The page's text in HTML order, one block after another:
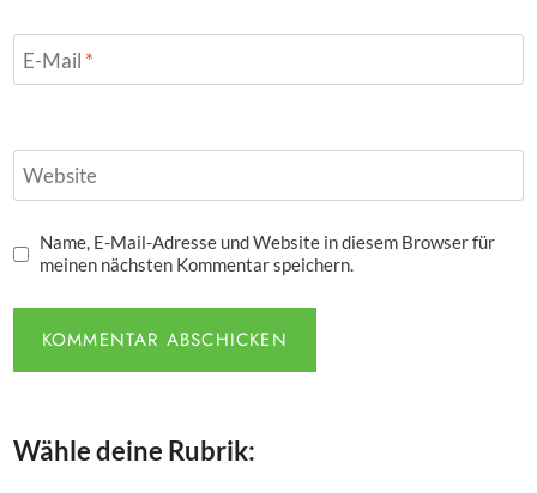
E-Mail *
Website
Name, E-Mail-Adresse und Website in diesem Browser für
meinen nächsten Kommentar speichern.
Wähle deine Rubrik: